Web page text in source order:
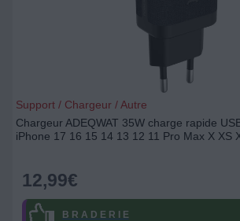
Support / Chargeur / Autre
Chargeur ADEQWAT 35W charge rapide
iPhone 17 16 15 14 13 12 11 Pro Max X XS
12,99€
B R A D E R I E